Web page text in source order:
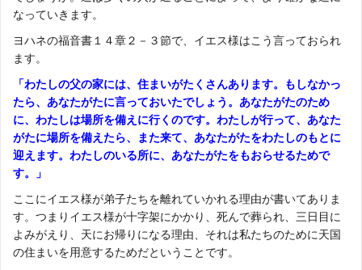
なっていきます。
ヨハネの福音書１４章２－３節で、イエス様はこう言っておられ
ます。
「わたしの父の家には、住まいがたくさんあります。もしなかっ
たら、あなたがたに言っておいたでしょう。あなたがたのため
に、わたしは場所を備えに行くのです。わたしが行って、あなた
がたに場所を備えたら、また来て、あなたがたをわたしのもとに
迎えます。わたしのいる所に、あなたがたをもおらせるためで
す。」
ここにイエス様が弟子たちを離れていかれる理由が書いてありま
す。つまりイエス様が十字架にかかり、死んで葬られ、三日目に
よみがえり、天にお帰りになる理由、それは私たちのために天国
の住まいを用意するためだということです。